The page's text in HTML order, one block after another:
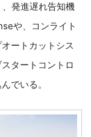
、発進遅れ告知機
や、コンライト
ートカットシス
タートコントロ
でいる。